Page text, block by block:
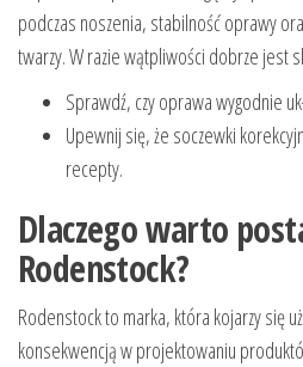
podczas noszenia, stabilność oprawy
twarzy. W razie wątpliwości dobrze jest
Sprawdź, czy oprawa wygodnie
Upewnij się, że soczewki
recepty.
Dlaczego warto
Rodenstock?
Rodenstock to marka, która kojarzy się
konsekwencją w projektowaniu